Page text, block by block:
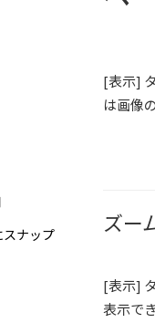
ナップ
[表示]
は画像
ズー
[表示]
表示で